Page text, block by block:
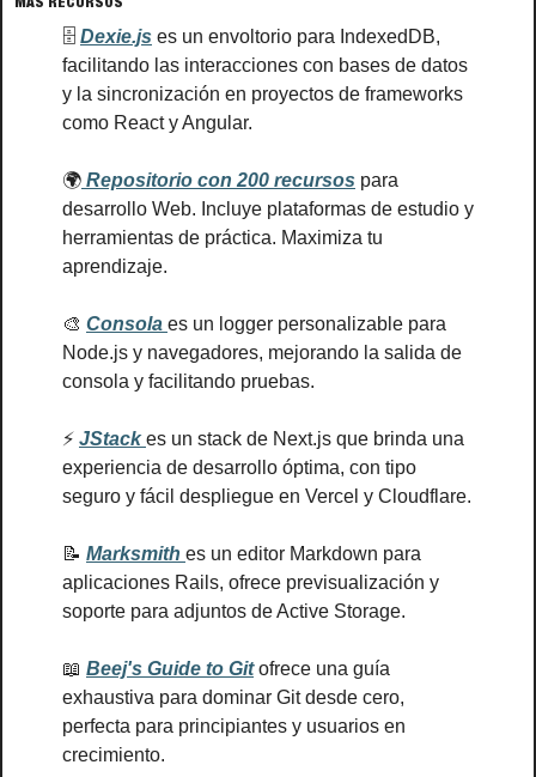
🗄️ Dexie.js es un envoltorio para IndexedDB,
facilitando las interacciones con bases de datos
y la sincronización en proyectos de frameworks
como React y Angular.
🌍 Repositorio con 200 recursos para
desarrollo Web. Incluye plataformas de estudio y
herramientas de práctica. Maximiza tu
aprendizaje.
🎨 Consola es un logger personalizable para
Node.js y navegadores, mejorando la salida de
consola y facilitando pruebas.
⚡ JStack es un stack de Next.js que brinda una
experiencia de desarrollo óptima, con tipo
seguro y fácil despliegue en Vercel y Cloudflare.
📝 Marksmith es un editor Markdown para
aplicaciones Rails, ofrece previsualización y
soporte para adjuntos de Active Storage.
📖 Beej's Guide to Git ofrece una guía
exhaustiva para dominar Git desde cero,
perfecta para principiantes y usuarios en
crecimiento.